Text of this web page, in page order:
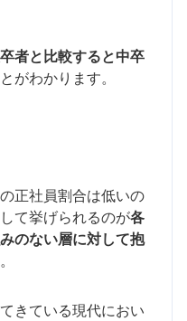
者と比較すると中卒
がわかります。
正社員割合は低いの
て挙げられるのが各
のない層に対して抱
きている現代におい